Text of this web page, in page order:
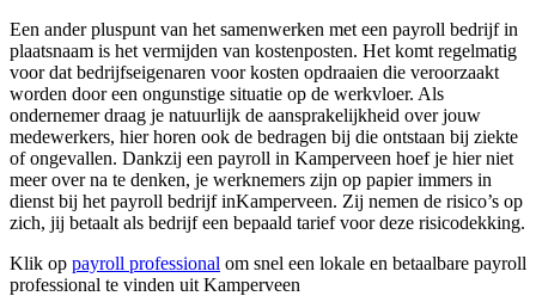
Een ander pluspunt van het samenwerken met een payroll bedrijf in
plaatsnaam is het vermijden van kostenposten. Het komt regelmatig
voor dat bedrijfseigenaren voor kosten opdraaien die veroorzaakt
worden door een ongunstige situatie op de werkvloer. Als
ondernemer draag je natuurlijk de aansprakelijkheid over jouw
medewerkers, hier horen ook de bedragen bij die ontstaan bij ziekte
of ongevallen. Dankzij een payroll in Kamperveen hoef je hier niet
meer over na te denken, je werknemers zijn op papier immers in
dienst bij het payroll bedrijf inKamperveen. Zij nemen de risico’s op
zich, jij betaalt als bedrijf een bepaald tarief voor deze risicodekking.
Klik op payroll professional om snel een lokale en betaalbare payroll
professional te vinden uit Kamperveen